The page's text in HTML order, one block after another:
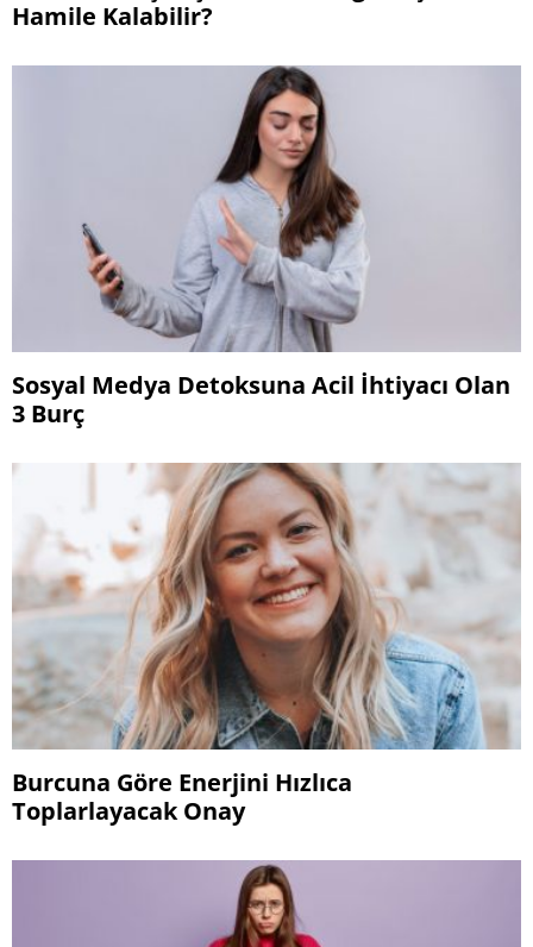
Hamile Kalabilir?
Sosyal Medya Detoksuna Acil İhtiyacı Olan
3 Burç
Burcuna Göre Enerjini Hızlıca
Toplarlayacak Onay